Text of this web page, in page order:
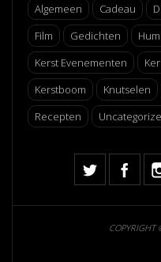
Algemeen Cadeau
Film
Gedichten
Kerst Evenementen
Kerstboom
Knutselen
Recepten
COPYRIGHT